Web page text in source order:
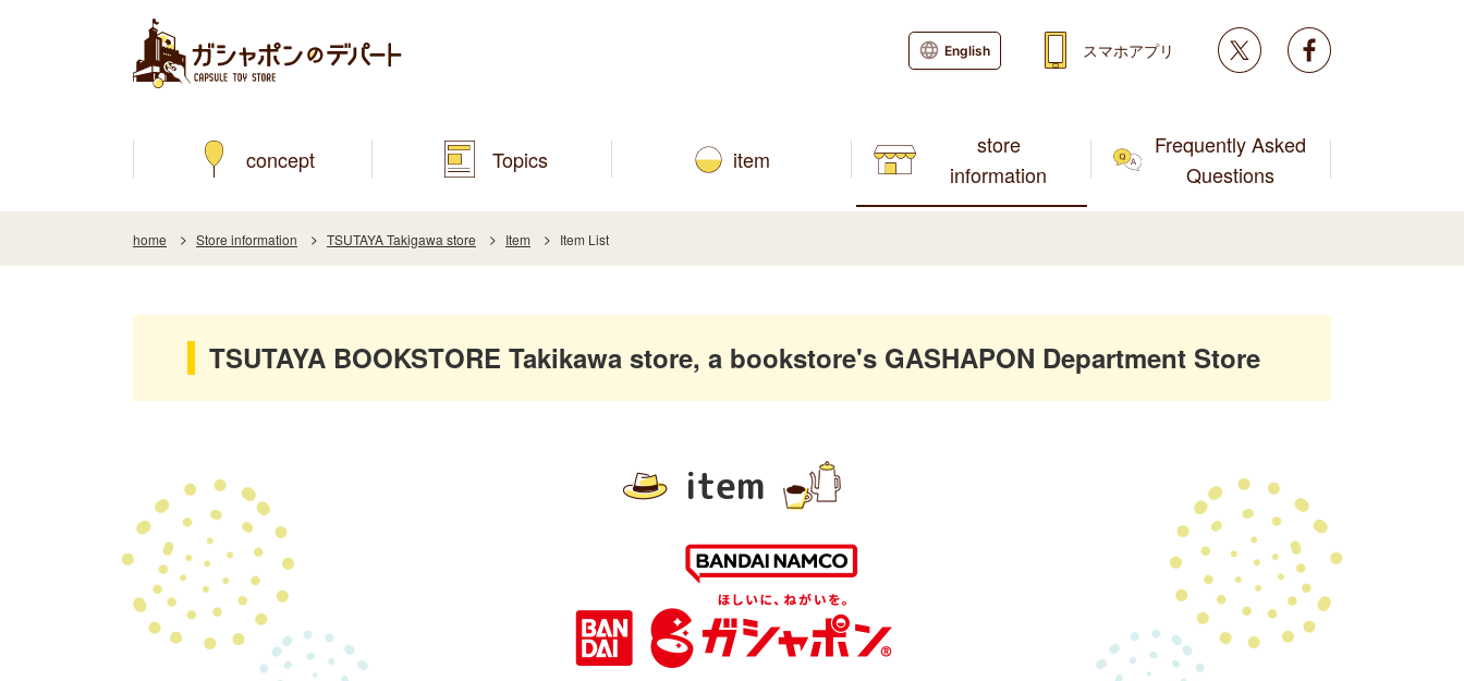
concept Topics item
store
information
Frequently Asked
Questions
English スマホアプリ Twitter
home Store information TSUTAYA Takigawa store Item Item List
TSUTAYA BOOKSTORE Takikawa store, a bookstore's GASHAPON Department Store
item